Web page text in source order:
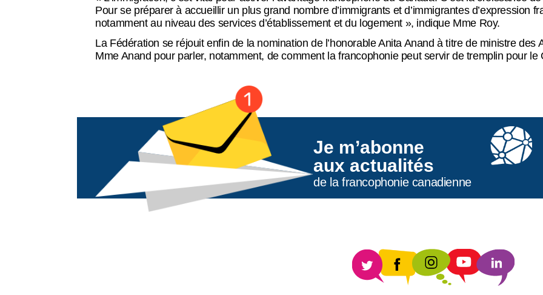
Pour se préparer à accueillir un plus grand nombre d’immigrants et d’immigrantes d’expression
notamment au niveau des services d’établissement et du logement », indique Mme Roy.
La Fédération se réjouit enfin de la nomination de l’honorable Anita Anand à titre de ministre
Mme Anand pour parler, notamment, de comment la francophonie peut servir de tremplin pour le
Je m’abonne
aux actualités
de la francophonie canadienne